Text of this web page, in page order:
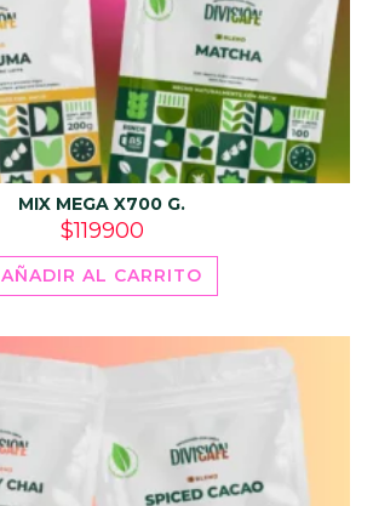
MIX MEGA X700 G.
$119900
AÑADIR AL CARRITO